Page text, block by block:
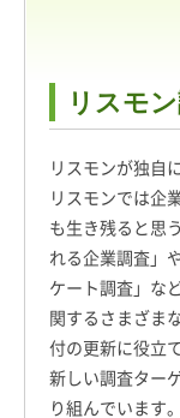
リスモ
リスモンが独自
リスモンでは企
も生き残ると思
れる企業調査」
ケート調査」な
関するさまざま
付の更新に役立
新しい調査ター
り組んでいます。